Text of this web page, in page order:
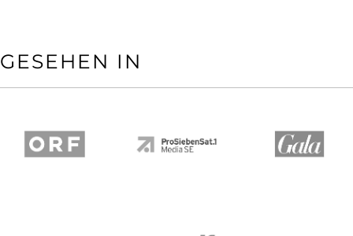
GESEHEN IN